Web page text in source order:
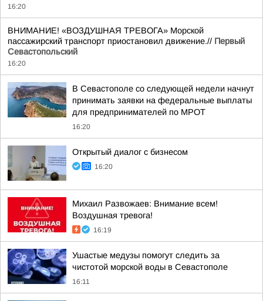
16:20
ВНИМАНИЕ! «ВОЗДУШНАЯ ТРЕВОГА» Морской
пассажирский транспорт приостановил движение.// Первый
Севастопольский
16:20
В Севастополе со следующей недели начнут
принимать заявки на федеральные выплаты
для предпринимателей по МРОТ
16:20
Открытый диалог с бизнесом
16:20
Михаил Развожаев: Внимание всем!
Воздушная тревога!
16:19
Ушастые медузы помогут следить за
чистотой морской воды в Севастополе
16:11